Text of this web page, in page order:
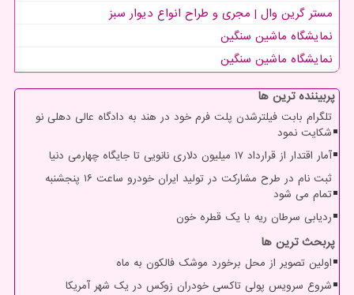
مستر گرین وال | مجری و طراح انواع دیوار سبز
نمایشگاه ماشین سنگین
نمایشگاه ماشین سنگین
پربیننده ترین ها
تلگرام بابت فیلترشدن پلت فرم خود در هند به دادگاه عالی دهلی نو
شکایت نمود
آمار اقتدار از قرارداد ۱۷ میلیون دلاری نانویی تا جایگاه چهارمی دنیا
ثبت نام در طرح مشارکت در تولید ایران خودرو ساعت ۱۶ پنجشنبه
تمام می شود
ردیابی سرطان ریه با یک قطره خون
پربحث ترین ها
اولین تصویر از محل برخورد موشک فالکون به ماه
شروع سرویس پولی تاکسی خودران زوکس در یک شهر آمریکا